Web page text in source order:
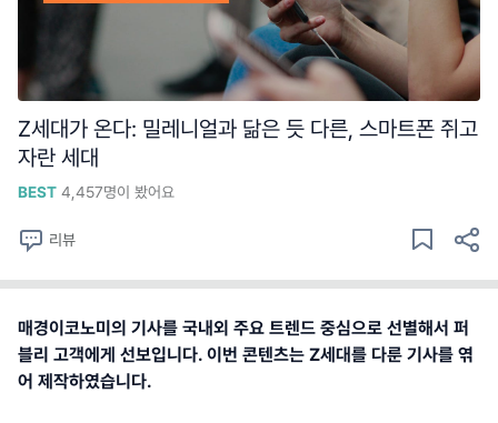
Z세대가 온다: 밀레니얼과 닮은 듯 다른, 스마트폰 쥐고
자란 세대
BEST 4,457명이 봤어요
리뷰
매경이코노미의 기사를 국내외 주요 트렌드 중심으로 선별해서 퍼
블리 고객에게 선보입니다. 이번 콘텐츠는 Z세대를 다룬 기사를 엮
어 제작하였습니다.